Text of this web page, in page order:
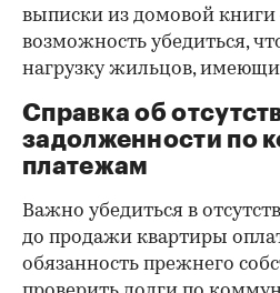
выписки из домовой книги
возможность убедиться,
нагрузку жильцов,
Справка об
задолженности по
платежам
Важно убедиться в
до продажи квартиры
обязанность прежнего